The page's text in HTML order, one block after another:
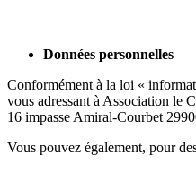
Données personnelles
Conformément à la loi «
vous adressant à Association le
16 impasse Amiral-Courbet
Vous pouvez également, pour